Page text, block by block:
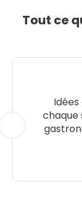
Tout ce
chaque